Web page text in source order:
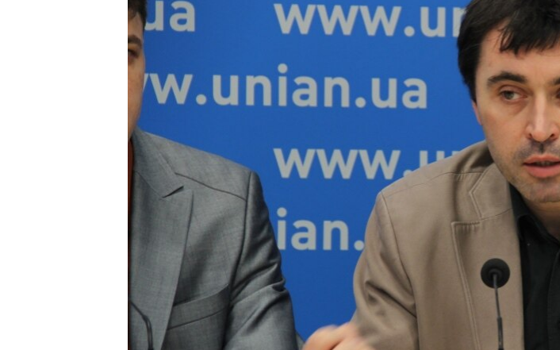
УКРАЇНСЬКА ПРОБЛЕМА КРИМУ